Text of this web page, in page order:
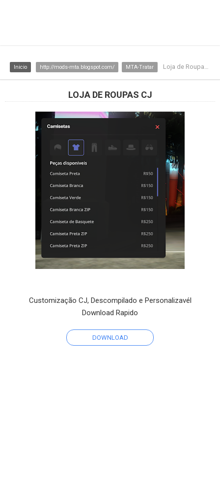
Inicio http://mods-mta.blogspot.com/ MTA-Tratar Loja de Roupas CJ
LOJA DE ROUPAS CJ
Customização CJ, Descompilado e Personalizavél
Download Rapido
DOWNLOAD